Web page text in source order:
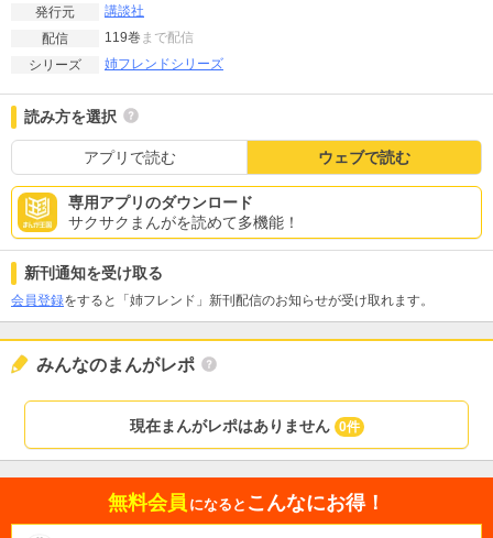
発行元
講談社
配信
119巻 まで配信
シリーズ
姉フレンドシリーズ
読み方を選択
アプリで読む ウェブで読む
専用アプリのダウンロード
サクサクまんがを読めて多機能！
新刊通知を受け取る
会員登録をすると「姉フレンド」新刊配信のお知らせが受け取れます。
みんなのまんがレポ
現在まんがレポはありません 0件
無料会員 になると こんなにお得！